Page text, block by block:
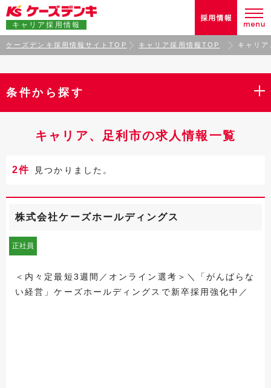
キャリア採用情報
ケーズデンキ採用情報サイトTOP キャリア採用情報TOP キャリ
条件から探す
キャリア、足利市の求人情報一覧
2件 見つかりました。
株式会社ケーズホールディングス
正社員
＜内々定最短3週間／オンライン選考＞＼「がんばらな
い経営」ケーズホールディングスで新卒採用強化中／